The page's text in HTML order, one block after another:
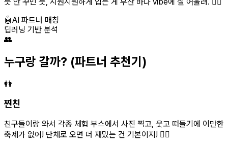
🤖AI 파트너 매칭
딥러닝 기반 분석
👥
누구랑 갈까? (파트너 추천기)
👭
찐친
친구들이랑 와서 각종 체험 부스에서 사진 찍고, 웃고 떠들기에 이만한
축제가 없어! 단체로 오면 더 재밌는 건 기본이지! 👯‍♀️